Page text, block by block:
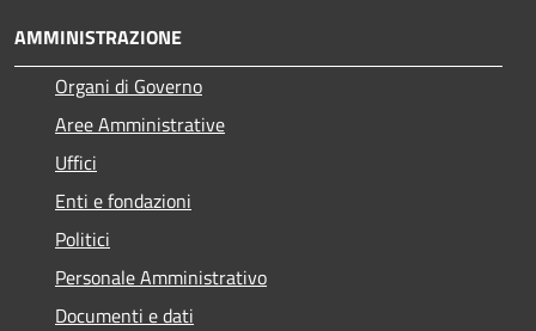
AMMINISTRAZIONE
Organi di Governo
Aree Amministrative
Uffici
Enti e fondazioni
Politici
Personale Amministrativo
Documenti e dati